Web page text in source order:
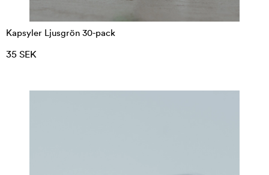
Kapsyler Ljusgrön 30-pack
35 SEK